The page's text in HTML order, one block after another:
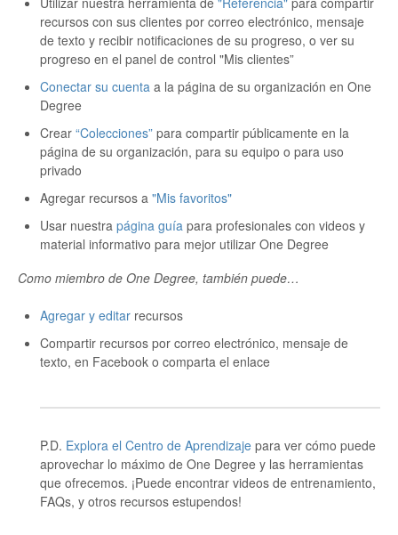
recursos con sus clientes por correo electrónico, mensaje
de texto y recibir notificaciones de su progreso, o ver su
progreso en el panel de control "Mis clientes”
Conectar su cuenta a la página de su organización en One
Degree
Crear “Colecciones” para compartir públicamente en la
página de su organización, para su equipo o para uso
privado
Agregar recursos a "Mis favoritos"
Usar nuestra página guía para profesionales con videos y
material informativo para mejor utilizar One Degree
Como miembro de One Degree, también puede…
Agregar y editar recursos
Compartir recursos por correo electrónico, mensaje de
texto, en Facebook o comparta el enlace
P.D. Explora el Centro de Aprendizaje para ver cómo puede
aprovechar lo máximo de One Degree y las herramientas
que ofrecemos. ¡Puede encontrar videos de entrenamiento,
FAQs, y otros recursos estupendos!